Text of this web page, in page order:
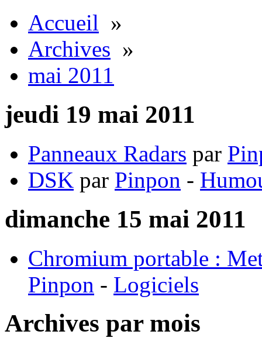
Accueil »
Archives »
mai 2011
jeudi 19 mai 2011
Panneaux Radars par
DSK par Pinpon -
dimanche 15 mai 2011
Chromium portable :
Pinpon - Logiciels
Archives par mois